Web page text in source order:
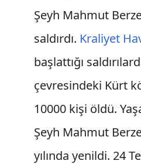
Şeyh Mahmut
saldırdı. Kraliyet
başlattığı
çevresindeki Kürt
10000 kişi öldü.
Şeyh Mahmut
yılında yenildi. 24